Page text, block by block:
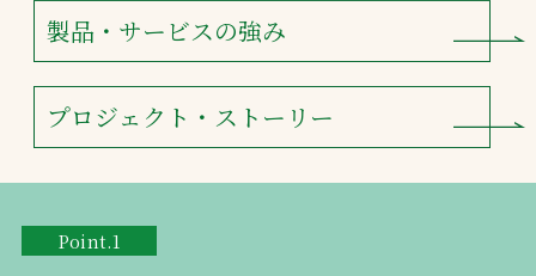
製品・サービスの強み
プロジェクト・ストーリー
Point.1